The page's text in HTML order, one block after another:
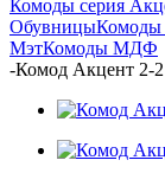
Комоды серия
ОбувницыКомоды
МэтКомоды МДФ
-Комод Акцент 2-